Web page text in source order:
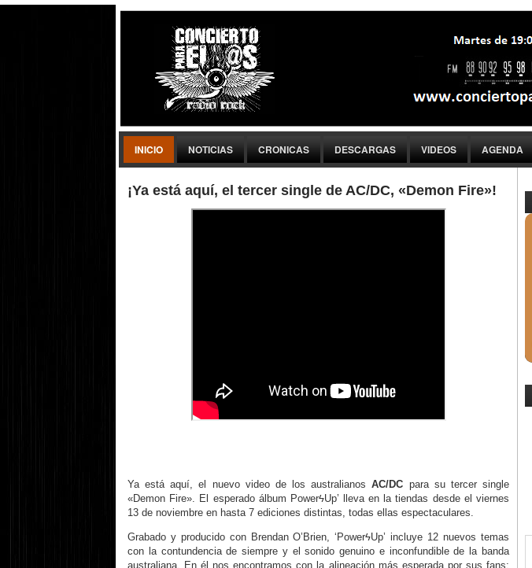
INICIO NOTICIAS CRONICAS DESCARGAS VIDEOS AGENDA
¡Ya está aquí, el tercer single de AC/DC, «Demon Fire»!
Ya está aquí, el nuevo video de los australianosAC/DC para su tercer single
«Demon Fire». El esperado álbum PowerϟUp’ lleva en la tiendas desde el viernes
13 de noviembre en hasta 7 ediciones distintas, todas ellas espectaculares.
Grabado y producido con Brendan O’Brien, ‘PowerϟUp’ incluye 12 nuevos temas
con la contundencia de siempre y el sonido genuino e inconfundible de la banda
australiana. En él nos encontramos con la alineación más esperada por sus fans: